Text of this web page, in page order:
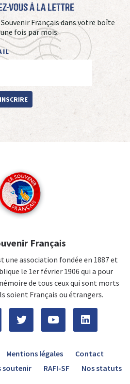
vous à La Lettre
Français dans votre boîte
fois par mois.
Français
une association fondée en 1887 et
le 1er février 1906 qui a pour
de tous ceux qui sont morts
soient Français ou étrangers.
Mentions légales
Contact
soutenir RAFI-SF Nos statuts